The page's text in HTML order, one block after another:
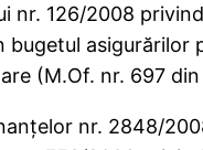
nr. 126/2008
asigurărilor
(M.Of. nr. 697
nr. 2848/